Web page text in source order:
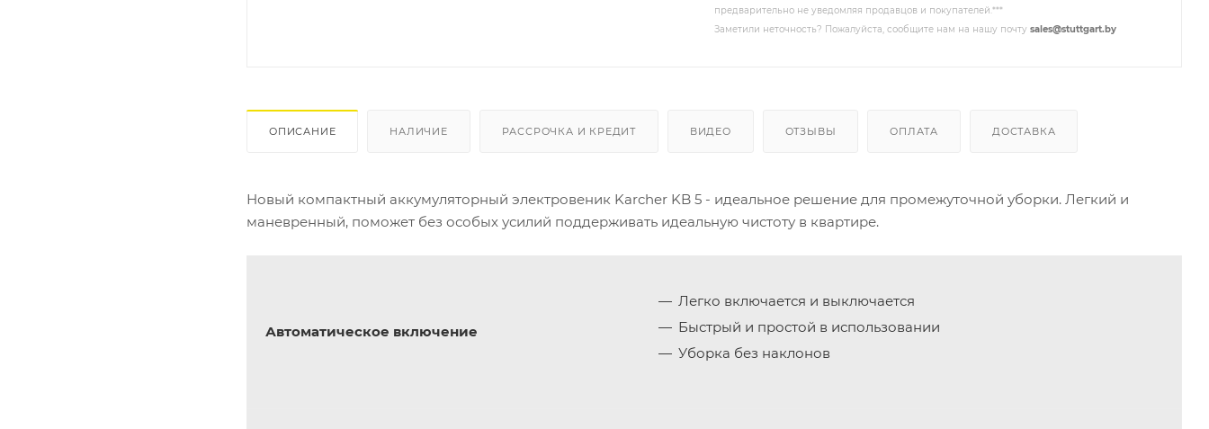
предварительно не уведомляя продавцов и покупателей.***
Заметили неточность? Пожалуйста, сообщите нам на нашу почту sales@stuttgart.by
ОПИСАНИЕ НАЛИЧИЕ РАССРОЧКА И КРЕДИТ ВИДЕО ОТЗЫВЫ ОПЛАТА ДОСТАВКА
Новый компактный аккумуляторный электровеник Karcher KB 5 - идеальное решение для промежуточной уборки. Легкий и
маневренный, поможет без особых усилий поддерживать идеальную чистоту в квартире.
Автоматическое включение
Легко включается и выключается
Быстрый и простой в использовании
Уборка без наклонов